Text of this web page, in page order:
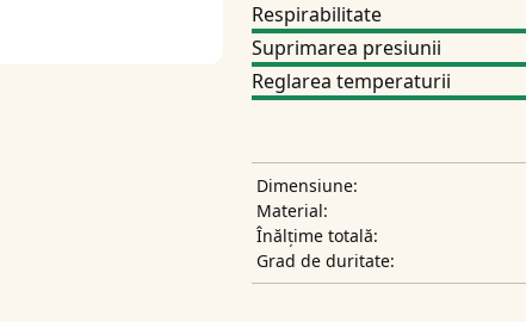
Respirabilitate
Suprimarea presiunii
Reglarea temperaturii
Dimensiune:
Material:
Înălțime totală:
Grad de duritate: